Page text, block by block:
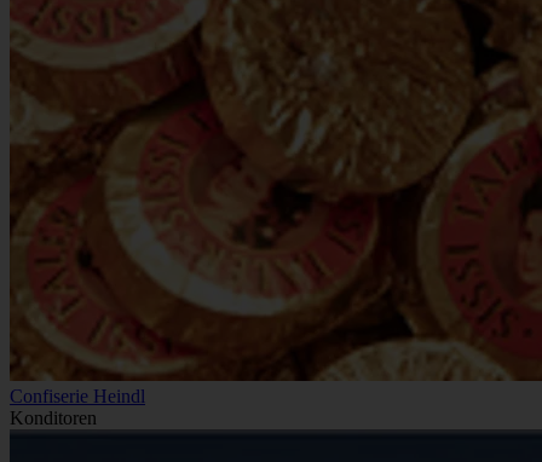
Confiserie Heindl
Konditoren